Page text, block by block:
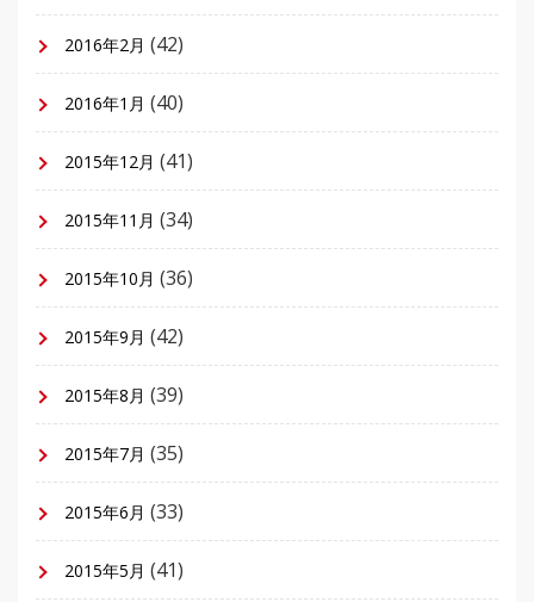
2016年2月 (42)
2016年1月 (40)
2015年12月 (41)
2015年11月 (34)
2015年10月 (36)
2015年9月 (42)
2015年8月 (39)
2015年7月 (35)
2015年6月 (33)
2015年5月 (41)